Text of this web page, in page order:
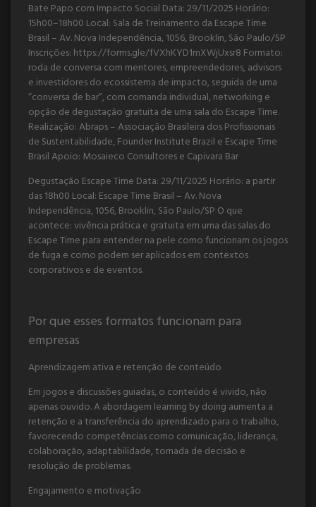
Bate Papo com Impacto Social Data: 29/11/2025 Horário:
15h00–18h00 Local: Sala de Treinamento da Escape Time
Brasil – Av. Nova Independência, 1056, Brooklin, São Paulo/SP
Inscrições: https://forms.gle/fVXhKYD1mXWjUxsr8 Formato:
roda de conversa com mentores, empreendedores, advisors
e investidores do ecossistema de impacto, seguida de uma
“conversa de bar”, com comanda individual, networking e
opção de degustação gratuita de uma sala do Escape Time.
Realização: Abraps – Associação Brasileira dos Profissionais
de Sustentabilidade, Founder Institute Brazil e Escape Time
Brasil Apoio: Mosaieco Consultores e Capivara Bar
Degustação Escape Time Data: 29/11/2025 Horário: a partir
das 18h00 Local: Escape Time Brasil – Av. Nova
Independência, 1056, Brooklin, São Paulo/SP O que
acontece: vivência prática e gratuita em uma das salas do
Escape Time para entender na pele como funcionam os jogos
de fuga e como podem ser aplicados em contextos
corporativos e de eventos.
Por que esses formatos funcionam para
empresas
Aprendizagem ativa e retenção de conteúdo
Em jogos e discussões guiadas, o conteúdo é vivido, não
apenas ouvido. A abordagem learning by doing aumenta a
retenção e a transferência do aprendizado para o trabalho,
favorecendo competências como comunicação, liderança,
colaboração, adaptabilidade, tomada de decisão e
resolução de problemas.
Engajamento e motivação